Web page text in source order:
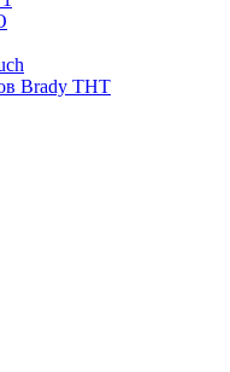
Brady THT